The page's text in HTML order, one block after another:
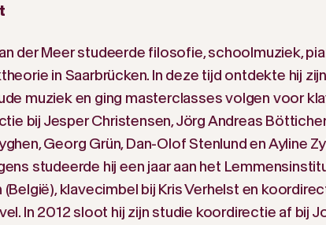
der Meer studeerde filosofie, schoolmuziek,
in Saarbrücken. In deze tijd ontdekte hij
muziek en ging masterclasses volgen voor
bij Jesper Christensen, Jörg Andreas
Georg Grün, Dan-Olof Stenlund en Ayline
studeerde hij een jaar aan het
(België), klavecimbel bij Kris Verhelst en
In 2012 sloot hij zijn studie koordirectie af bij